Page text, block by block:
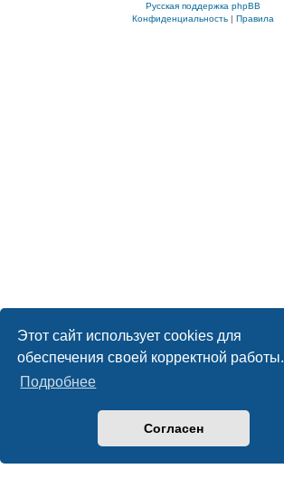
Этот сайт использует cookies для
обеспечения своей корректной работы.
Подробнее
Согласен
Русская поддержка phpBB
Конфиденциальность| Правила